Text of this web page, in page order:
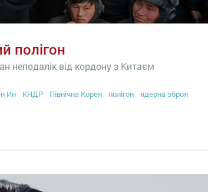
полігон
неподалік від кордону з Китаєм
Ин КНДР Північна Корея полігон
ядерна зброя